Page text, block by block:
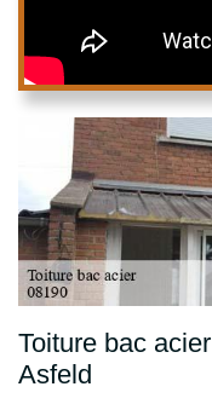
Toiture bac
Asfeld